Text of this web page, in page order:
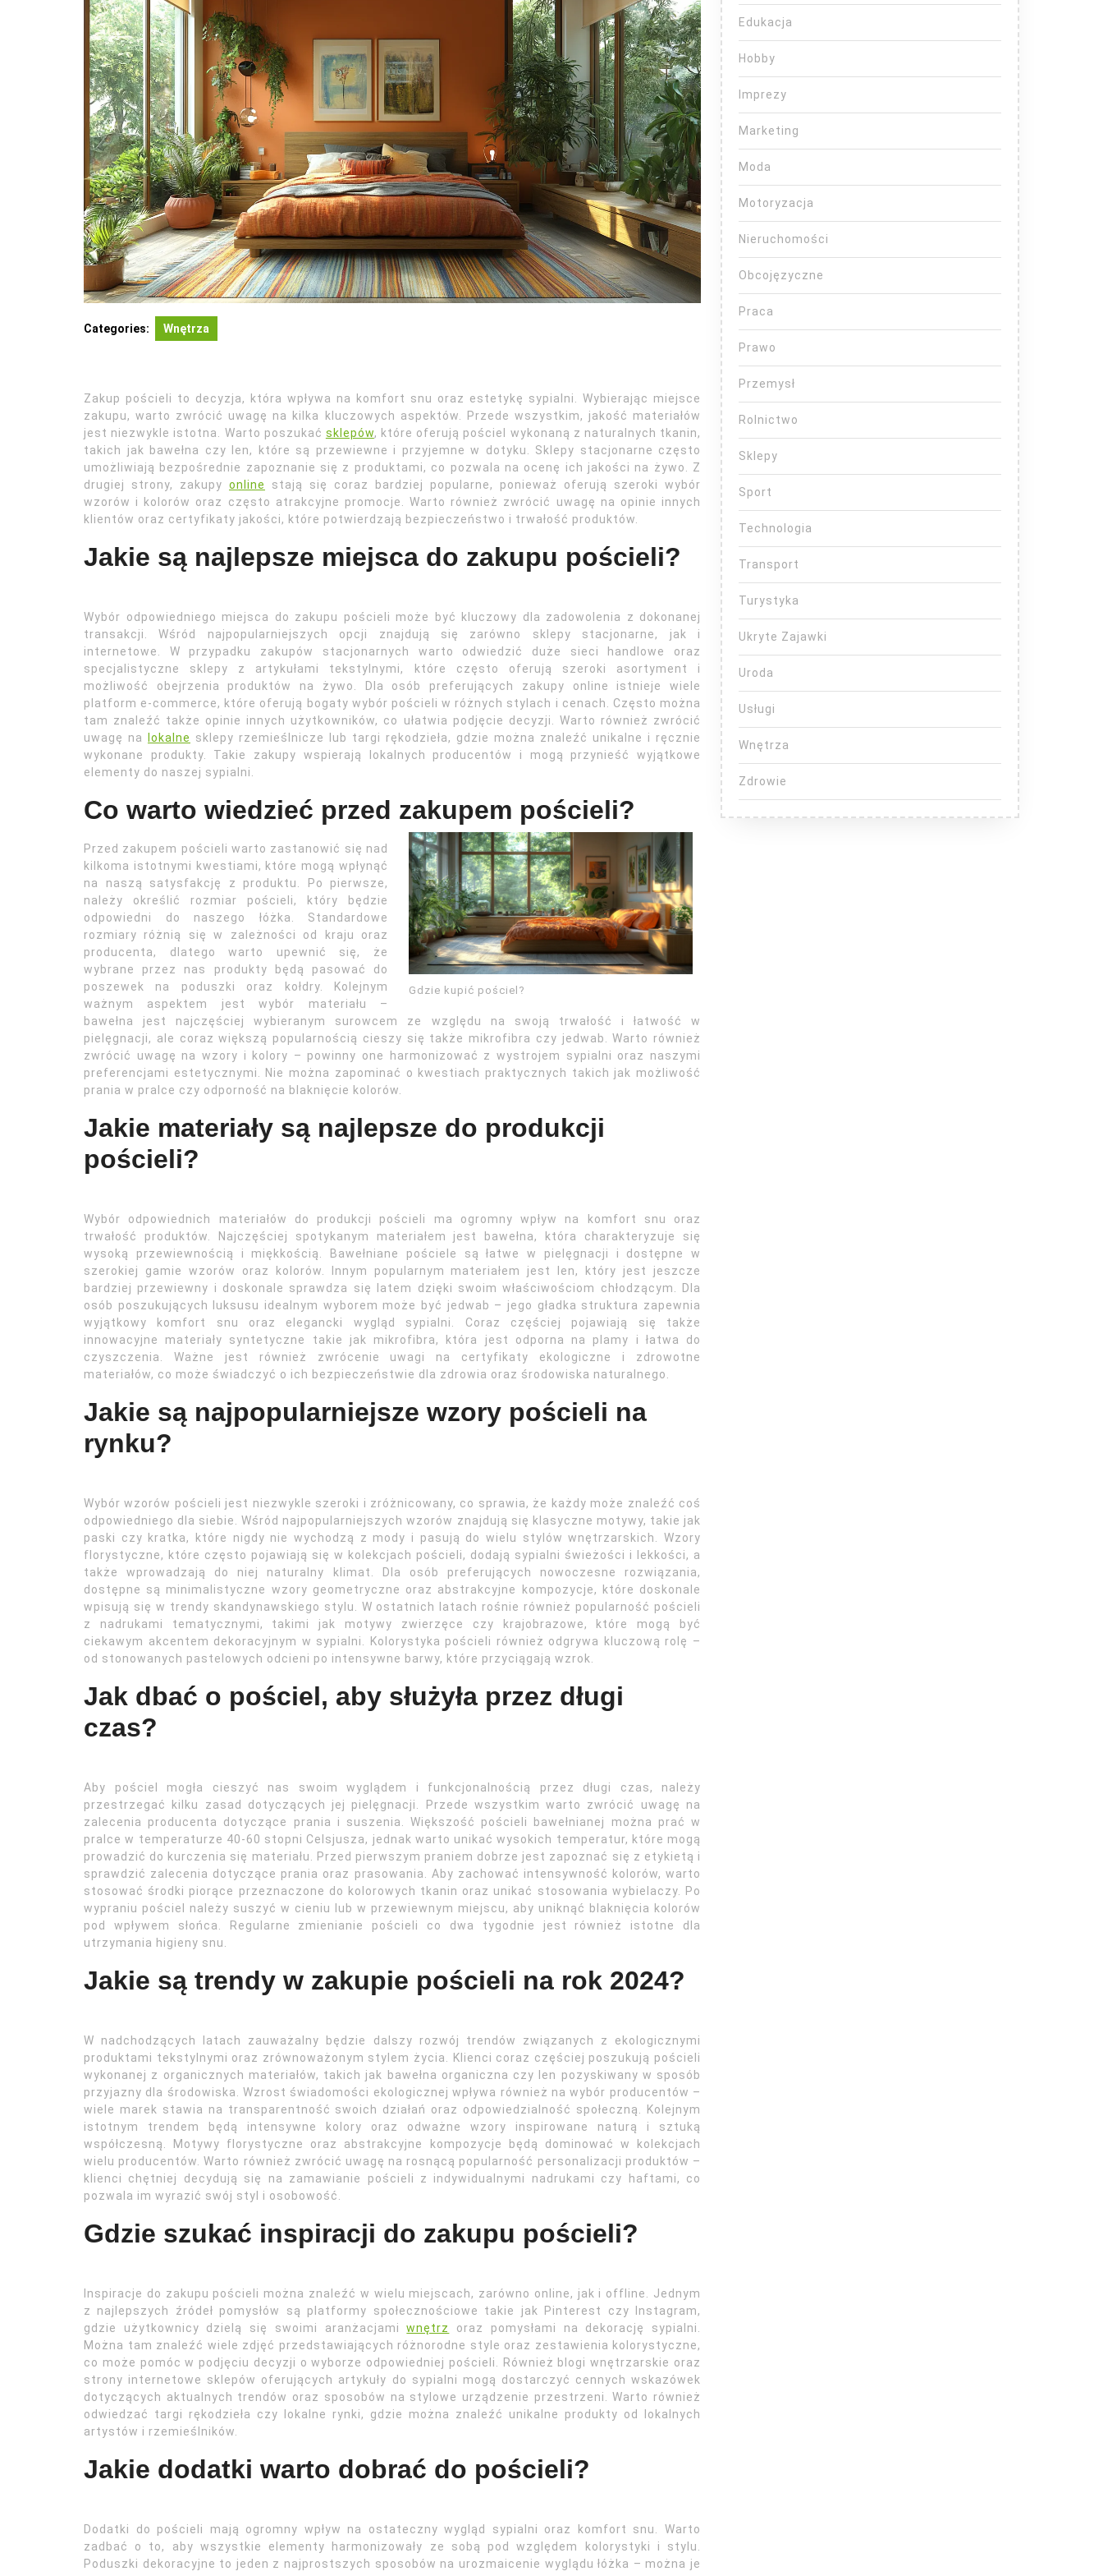
Categories: Wnętrza
Zakup pościeli to decyzja, która wpływa na komfort snu oraz estetykę sypialni. Wybierając miejsce
zakupu, warto zwrócić uwagę na kilka kluczowych aspektów. Przede wszystkim, jakość materiałów
jest niezwykle istotna. Warto poszukać sklepów, które oferują pościel wykonaną z naturalnych tkanin,
takich jak bawełna czy len, które są przewiewne i przyjemne w dotyku. Sklepy stacjonarne często
umożliwiają bezpośrednie zapoznanie się z produktami, co pozwala na ocenę ich jakości na żywo. Z
drugiej strony, zakupy online
stają się coraz bardziej popularne, ponieważ oferują szeroki wybór
wzorów i kolorów oraz często atrakcyjne promocje. Warto również zwrócić uwagę na opinie innych
klientów oraz certyfikaty jakości, które potwierdzają bezpieczeństwo i trwałość produktów.
Jakie są najlepsze miejsca do zakupu pościeli?
Wybór odpowiedniego miejsca do zakupu pościeli może być kluczowy dla zadowolenia z dokonanej
transakcji. Wśród najpopularniejszych opcji znajdują się zarówno sklepy stacjonarne, jak i
internetowe. W przypadku zakupów stacjonarnych warto odwiedzić duże sieci handlowe oraz
specjalistyczne sklepy z artykułami tekstylnymi, które często oferują szeroki asortyment i
możliwość obejrzenia produktów na żywo. Dla osób preferujących zakupy online istnieje wiele
platform e-commerce, które oferują bogaty wybór pościeli w różnych stylach i cenach. Często można
tam znaleźć także opinie innych użytkowników, co ułatwia podjęcie decyzji. Warto również zwrócić
uwagę na
lokalne sklepy rzemieślnicze lub targi rękodzieła, gdzie można znaleźć unikalne i ręcznie
wykonane produkty. Takie zakupy wspierają lokalnych producentów i mogą przynieść wyjątkowe
elementy do naszej sypialni.
Co warto wiedzieć przed zakupem pościeli?
Gdzie kupić pościel?
Przed zakupem pościeli warto zastanowić się nad
kilkoma istotnymi kwestiami, które mogą wpłynąć
na naszą satysfakcję z produktu. Po pierwsze,
należy określić rozmiar pościeli, który będzie
odpowiedni do naszego łóżka. Standardowe
rozmiary różnią się w zależności od kraju oraz
producenta, dlatego warto upewnić się, że
wybrane przez nas produkty będą pasować do
poszewek na poduszki oraz kołdry. Kolejnym
ważnym aspektem jest wybór materiału –
bawełna jest najczęściej wybieranym surowcem ze względu na swoją trwałość i łatwość w
pielęgnacji, ale coraz większą popularnością cieszy się także mikrofibra czy jedwab. Warto również
zwrócić uwagę na wzory i kolory – powinny one harmonizować z wystrojem sypialni oraz naszymi
preferencjami estetycznymi. Nie można zapominać o kwestiach praktycznych takich jak możliwość
prania w pralce czy odporność na blaknięcie kolorów.
Jakie materiały są najlepsze do produkcji
pościeli?
Wybór odpowiednich materiałów do produkcji pościeli ma ogromny wpływ na komfort snu oraz
trwałość produktów. Najczęściej spotykanym materiałem jest bawełna, która charakteryzuje się
wysoką przewiewnością i miękkością. Bawełniane pościele są łatwe w pielęgnacji i dostępne w
szerokiej gamie wzorów oraz kolorów. Innym popularnym materiałem jest len, który jest jeszcze
bardziej przewiewny i doskonale sprawdza się latem dzięki swoim właściwościom chłodzącym. Dla
osób poszukujących luksusu idealnym wyborem może być jedwab – jego gładka struktura zapewnia
wyjątkowy komfort snu oraz elegancki wygląd sypialni. Coraz częściej pojawiają się także
innowacyjne materiały syntetyczne takie jak mikrofibra, która jest odporna na plamy i łatwa do
czyszczenia. Ważne jest również zwrócenie uwagi na certyfikaty ekologiczne i zdrowotne
materiałów, co może świadczyć o ich bezpieczeństwie dla zdrowia oraz środowiska naturalnego.
Jakie są najpopularniejsze wzory pościeli na
rynku?
Wybór wzorów pościeli jest niezwykle szeroki i zróżnicowany, co sprawia, że każdy może znaleźć coś
odpowiedniego dla siebie. Wśród najpopularniejszych wzorów znajdują się klasyczne motywy, takie jak
paski czy kratka, które nigdy nie wychodzą z mody i pasują do wielu stylów wnętrzarskich. Wzory
florystyczne, które często pojawiają się w kolekcjach pościeli, dodają sypialni świeżości i lekkości, a
także wprowadzają do niej naturalny klimat. Dla osób preferujących nowoczesne rozwiązania,
dostępne są minimalistyczne wzory geometryczne oraz abstrakcyjne kompozycje, które doskonale
wpisują się w trendy skandynawskiego stylu. W ostatnich latach rośnie również popularność pościeli
z nadrukami tematycznymi, takimi jak motywy zwierzęce czy krajobrazowe, które mogą być
ciekawym akcentem dekoracyjnym w sypialni. Kolorystyka pościeli również odgrywa kluczową rolę –
od stonowanych pastelowych odcieni po intensywne barwy, które przyciągają wzrok.
Jak dbać o pościel, aby służyła przez długi
czas?
Aby pościel mogła cieszyć nas swoim wyglądem i funkcjonalnością przez długi czas, należy
przestrzegać kilku zasad dotyczących jej pielęgnacji. Przede wszystkim warto zwrócić uwagę na
zalecenia producenta dotyczące prania i suszenia. Większość pościeli bawełnianej można prać w
pralce w temperaturze 40-60 stopni Celsjusza, jednak warto unikać wysokich temperatur, które mogą
prowadzić do kurczenia się materiału. Przed pierwszym praniem dobrze jest zapoznać się z etykietą i
sprawdzić zalecenia dotyczące prania oraz prasowania. Aby zachować intensywność kolorów, warto
stosować środki piorące przeznaczone do kolorowych tkanin oraz unikać stosowania wybielaczy. Po
wypraniu pościel należy suszyć w cieniu lub w przewiewnym miejscu, aby uniknąć blaknięcia kolorów
pod wpływem słońca. Regularne zmienianie pościeli co dwa tygodnie jest również istotne dla
utrzymania higieny snu.
Jakie są trendy w zakupie pościeli na rok 2024?
W nadchodzących latach zauważalny będzie dalszy rozwój trendów związanych z ekologicznymi
produktami tekstylnymi oraz zrównoważonym stylem życia. Klienci coraz częściej poszukują pościeli
wykonanej z organicznych materiałów, takich jak bawełna organiczna czy len pozyskiwany w sposób
przyjazny dla środowiska. Wzrost świadomości ekologicznej wpływa również na wybór producentów –
wiele marek stawia na transparentność swoich działań oraz odpowiedzialność społeczną. Kolejnym
istotnym trendem będą intensywne kolory oraz odważne wzory inspirowane naturą i sztuką
współczesną. Motywy florystyczne oraz abstrakcyjne kompozycje będą dominować w kolekcjach
wielu producentów. Warto również zwrócić uwagę na rosnącą popularność personalizacji produktów –
klienci chętniej decydują się na zamawianie pościeli z indywidualnymi nadrukami czy haftami, co
pozwala im wyrazić swój styl i osobowość.
Gdzie szukać inspiracji do zakupu pościeli?
Inspiracje do zakupu pościeli można znaleźć w wielu miejscach, zarówno online, jak i offline. Jednym
z najlepszych źródeł pomysłów są platformy społecznościowe takie jak Pinterest czy Instagram,
gdzie użytkownicy dzielą się swoimi aranżacjamiwnętrz
oraz pomysłami na dekorację sypialni.
Można tam znaleźć wiele zdjęć przedstawiających różnorodne style oraz zestawienia kolorystyczne,
co może pomóc w podjęciu decyzji o wyborze odpowiedniej pościeli. Również blogi wnętrzarskie oraz
strony internetowe sklepów oferujących artykuły do sypialni mogą dostarczyć cennych wskazówek
dotyczących aktualnych trendów oraz sposobów na stylowe urządzenie przestrzeni. Warto również
odwiedzać targi rękodzieła czy lokalne rynki, gdzie można znaleźć unikalne produkty od lokalnych
artystów i rzemieślników.
Jakie dodatki warto dobrać do pościeli?
Dodatki do pościeli mają ogromny wpływ na ostateczny wygląd sypialni oraz komfort snu. Warto
zadbać o to, aby wszystkie elementy harmonizowały ze sobą pod względem kolorystyki i stylu.
Poduszki dekoracyjne to jeden z najprostszych sposobów na urozmaicenie wyglądu łóżka – można je
Edukacja
Hobby
Imprezy
Marketing
Moda
Motoryzacja
Nieruchomości
Obcojęzyczne
Praca
Prawo
Przemysł
Rolnictwo
Sklepy
Sport
Technologia
Transport
Turystyka
Ukryte Zajawki
Uroda
Usługi
Wnętrza
Zdrowie